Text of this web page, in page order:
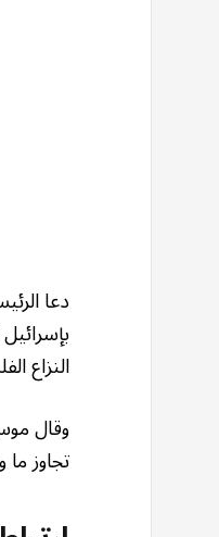
دعا
النزاع
وقال
تجاوز